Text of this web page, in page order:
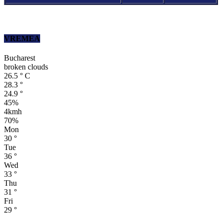
VREMEA
Bucharest
broken clouds
26.5 ° C
28.3 °
24.9 °
45%
4kmh
70%
Mon
30 °
Tue
36 °
Wed
33 °
Thu
31 °
Fri
29 °